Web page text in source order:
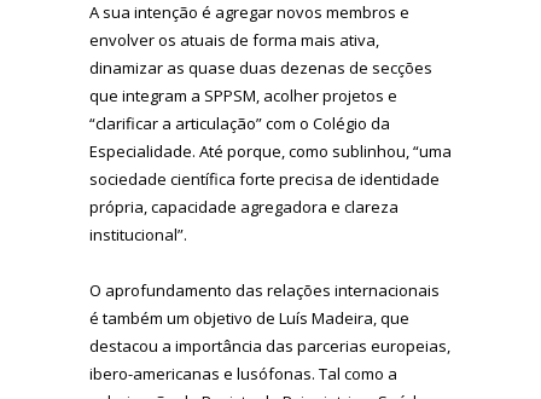
A sua intenção é agregar novos membros e
envolver os atuais de forma mais ativa,
dinamizar as quase duas dezenas de secções
que integram a SPPSM, acolher projetos e
“clarificar a articulação” com o Colégio da
Especialidade. Até porque, como sublinhou, “uma
sociedade científica forte precisa de identidade
própria, capacidade agregadora e clareza
institucional”.
O aprofundamento das relações internacionais
é também um objetivo de Luís Madeira, que
destacou a importância das parcerias europeias,
ibero-americanas e lusófonas. Tal como a